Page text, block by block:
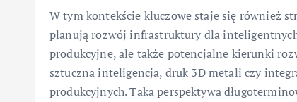
W tym kontekście kluczowe staje się również
planują rozwój infrastruktury dla
produkcyjne, ale także potencjalne kierunki
sztuczna inteligencja, druk 3D metali czy
produkcyjnych. Taka perspektywa